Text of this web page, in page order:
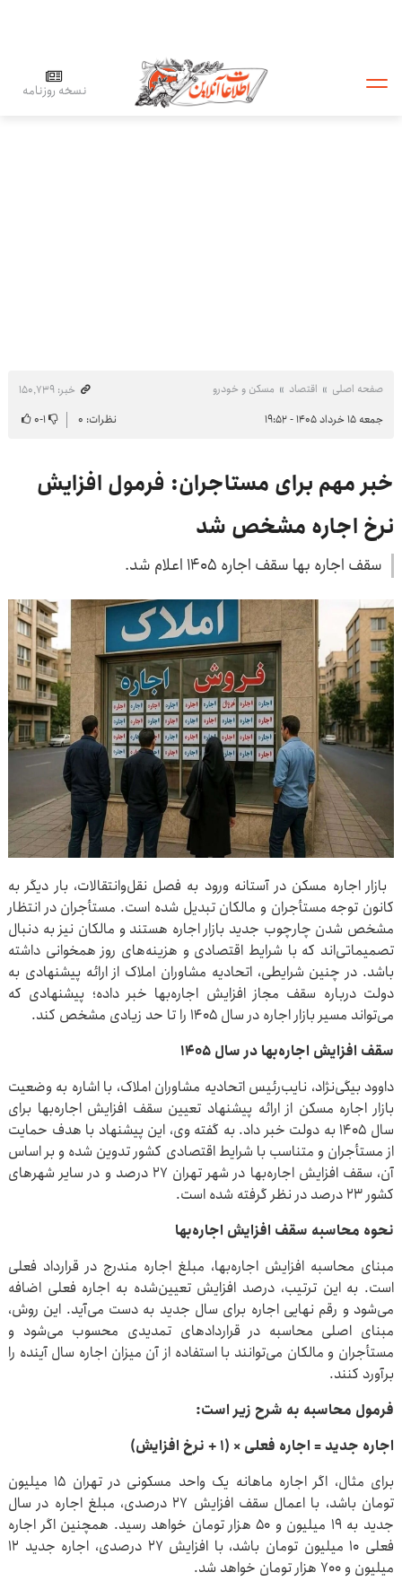
نسخه روزنامه
صفحه اصلی اقتصاد مسکن و خودرو
خبر: ۱۵۰٬۷۳۹
جمعه ۱۵ خرداد ۱۴۰۵ - ۱۹:۵۲
نظرات: ۰ ۱-۰
خبر مهم برای مستاجران: فرمول افزایش
نرخ اجاره مشخص شد
سقف اجاره بها سقف اجاره ۱۴۰۵ اعلام شد.
بازار اجاره مسکن در آستانه ورود به فصل نقل‌وانتقالات، بار دیگر به
کانون توجه مستأجران و مالکان تبدیل شده است. مستأجران در انتظار
مشخص شدن چارچوب جدید بازار اجاره هستند و مالکان نیز به دنبال
تصمیماتی‌اند که با شرایط اقتصادی و هزینه‌های روز همخوانی داشته
باشد. در چنین شرایطی، اتحادیه مشاوران املاک از ارائه پیشنهادی به
دولت درباره سقف مجاز افزایش اجاره‌بها خبر داده؛ پیشنهادی که
می‌تواند مسیر بازار اجاره در سال ۱۴۰۵ را تا حد زیادی مشخص کند.
سقف افزایش اجاره‌بها در سال ۱۴۰۵
داوود بیگی‌نژاد، نایب‌رئیس اتحادیه مشاوران املاک، با اشاره به وضعیت
بازار اجاره مسکن از ارائه پیشنهاد تعیین سقف افزایش اجاره‌بها برای
سال ۱۴۰۵ به دولت خبر داد. به گفته وی، این پیشنهاد با هدف حمایت
از مستأجران و متناسب با شرایط اقتصادی کشور تدوین شده و بر اساس
آن، سقف افزایش اجاره‌بها در شهر تهران ۲۷ درصد و در سایر شهرهای
کشور ۲۳ درصد در نظر گرفته شده است.
نحوه محاسبه سقف افزایش اجاره‌بها
مبنای محاسبه افزایش اجاره‌بها، مبلغ اجاره مندرج در قرارداد فعلی
است. به این ترتیب، درصد افزایش تعیین‌شده به اجاره فعلی اضافه
می‌شود و رقم نهایی اجاره برای سال جدید به دست می‌آید. این روش،
مبنای اصلی محاسبه در قراردادهای تمدیدی محسوب می‌شود و
مستأجران و مالکان می‌توانند با استفاده از آن میزان اجاره سال آینده را
برآورد کنند.
فرمول محاسبه به شرح زیر است:
اجاره جدید = اجاره فعلی × (۱ + نرخ افزایش)
برای مثال، اگر اجاره ماهانه یک واحد مسکونی در تهران ۱۵ میلیون
تومان باشد، با اعمال سقف افزایش ۲۷ درصدی، مبلغ اجاره در سال
جدید به ۱۹ میلیون و ۵۰ هزار تومان خواهد رسید. همچنین اگر اجاره
فعلی ۱۰ میلیون تومان باشد، با افزایش ۲۷ درصدی، اجاره جدید ۱۲
میلیون و ۷۰۰ هزار تومان خواهد شد.